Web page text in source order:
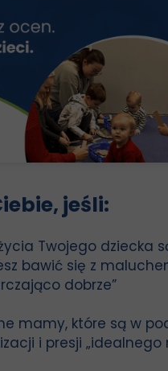
jeśli:
Twojego dziecka
bawić się z
dobrze”
mamy, które są w
i presji